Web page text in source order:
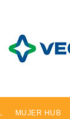
MUJER HUB